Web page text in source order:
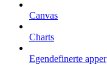
Canvas
Charts
Egendefinerte apper